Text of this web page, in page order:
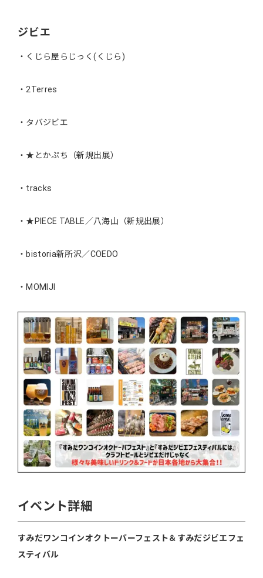
ジビエ
・くじら屋らじっく(くじら)
・2Terres
・タバジビエ
・★とかぷち（新規出展）
・tracks
・★PIECE TABLE／八海山（新規出展）
・bistoria新所沢／COEDO
・MOMIJI
イベント詳細
すみだワンコインオクトーバーフェスト＆すみだジビエフェ
スティバル